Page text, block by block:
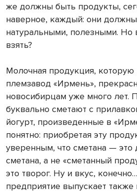
же должны быть продукты,
наверное, каждый: они
натуральными, полезными. Но
взять?
Молочная продукция,
племзавод «Ирмень»,
новосибирцам уже много лет.
буквально сметают с
йогурт, произведенные в
понятно: приобретая эту
уверенным, что сметана — это
сметана, а не «сметанный
это творог. Ну и вкус,
предприятие выпускает